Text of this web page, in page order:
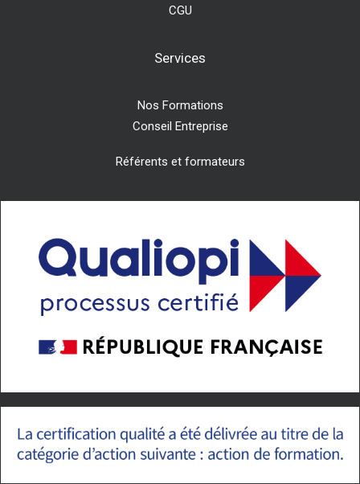
CGU
Services
Nos Formations
Conseil Entreprise
Référents et formateurs